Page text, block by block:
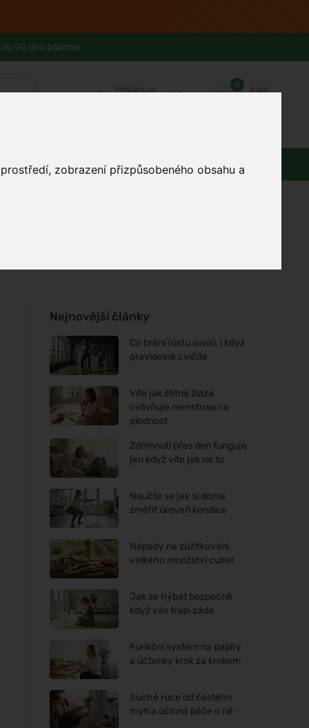
zobrazení přizpůsobeného obsahu a
90 dnů zdarma
Přihlásit se
0
Košík
Domácnost Dárky Obuv / oblečení
Nejnovější články
Co brání růstu svalů, i když
pravidelně cvičíte
Víte jak štítná žláza
ovlivňuje menstruaci a
plodnost
Zdřímnutí přes den funguje
jen když víte jak na to
Naučte se jak si doma
změřit úroveň kondice
Nápady na zužitkování
velkého množství cuket
Jak se hýbat bezpečně
když vás trápí záda
Funkční systém na papíry
a účtenky krok za krokem
Suché ruce od častého
mytí a účinná péče o ně